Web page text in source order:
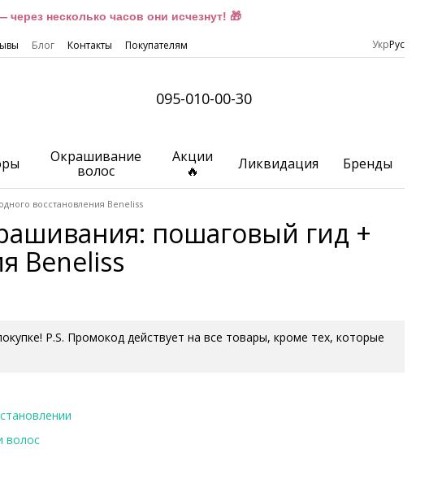
несколько часов они исчезнут! 🎁
Блог Контакты Покупателям УкрРус
095-010-00-30
Окрашивание
волос
Акции
🔥
Ликвидация Бренды
восстановления Beneliss
пошаговый гид +
Beneliss
P.S. Промокод действует на все товары, кроме тех, которые
волос